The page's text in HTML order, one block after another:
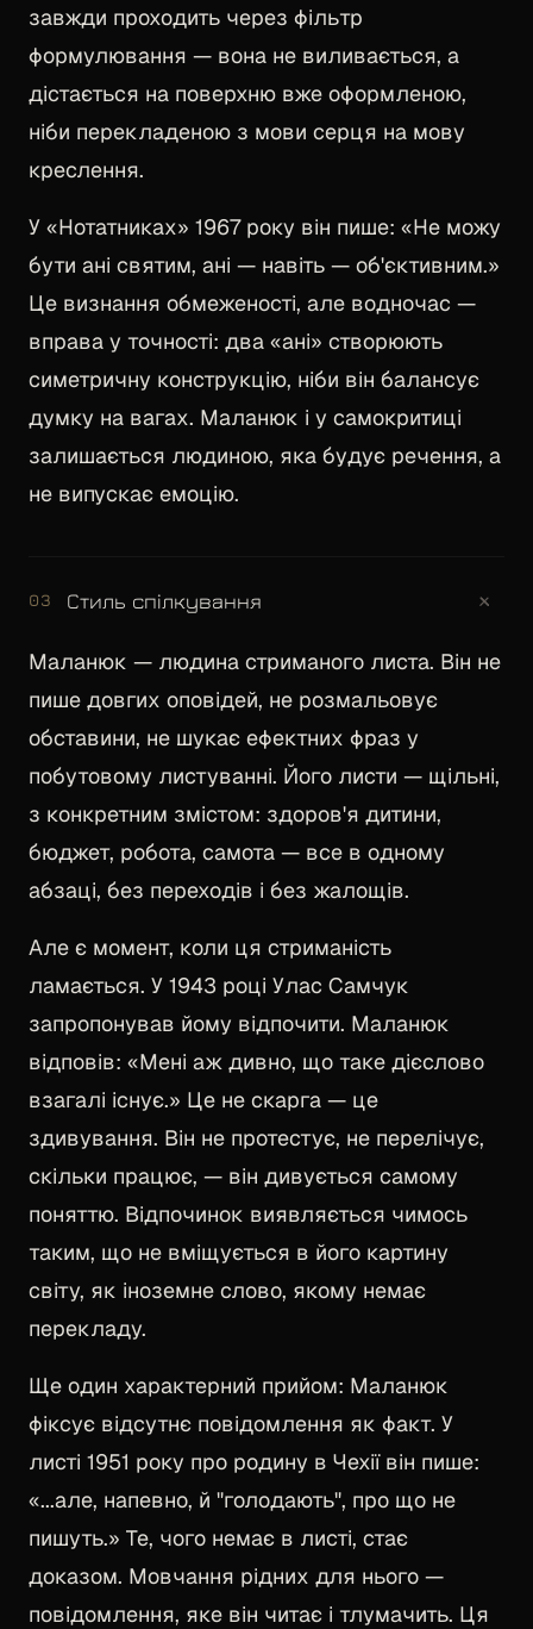
завжди проходить через фільтр
формулювання — вона не виливається, а
дістається на поверхню вже оформленою,
ніби перекладеною з мови серця на мову
креслення.
У «Нотатниках» 1967 року він пише: «Не можу
бути ані святим, ані — навіть — об'єктивним.»
Це визнання обмеженості, але водночас —
вправа у точності: два «ані» створюють
симетричну конструкцію, ніби він балансує
думку на вагах. Маланюк і у самокритиці
залишається людиною, яка будує речення, а
не випускає емоцію.
03 Стиль спілкування +
Маланюк — людина стриманого листа. Він не
пише довгих оповідей, не розмальовує
обставини, не шукає ефектних фраз у
побутовому листуванні. Його листи — щільні,
з конкретним змістом: здоров'я дитини,
бюджет, робота, самота — все в одному
абзаці, без переходів і без жалощів.
Але є момент, коли ця стриманість
ламається. У 1943 році Улас Самчук
запропонував йому відпочити. Маланюк
відповів: «Мені аж дивно, що таке дієслово
взагалі існує.» Це не скарга — це
здивування. Він не протестує, не перелічує,
скільки працює, — він дивується самому
поняттю. Відпочинок виявляється чимось
таким, що не вміщується в його картину
світу, як іноземне слово, якому немає
перекладу.
Ще один характерний прийом: Маланюк
фіксує відсутнє повідомлення як факт. У
листі 1951 року про родину в Чехії він пише:
«...але, напевно, й "голодають", про що не
пишуть.» Те, чого немає в листі, стає
доказом. Мовчання рідних для нього —
повідомлення, яке він читає і тлумачить. Ця